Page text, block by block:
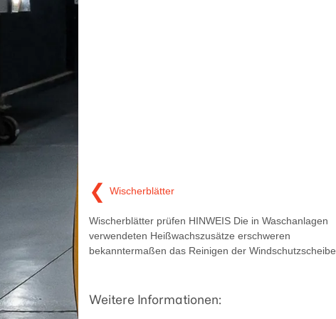
❮ Wischerblätter
Wischerblätter prüfen HINWEIS Die in Waschanlagen
verwendeten Heißwachszusätze erschweren
bekanntermaßen das Reinigen der Windschutzscheibe.
Weitere Informationen: